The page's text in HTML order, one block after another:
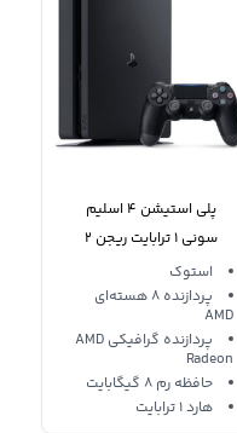
پلی استیشن 4 اسلیم
سونی 1 ترابایت ریجن 2
استوک Playstation 4 Slim
استوک
پردازنده 8 هسته‌ای
AMD‌
پردازنده گرافیکی AMD
Radeon
حافظه رم 8 گیگابایت
هارد 1 ترابایت